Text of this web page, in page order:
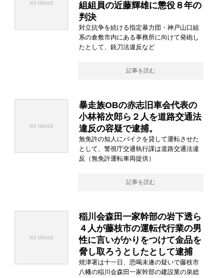
組組員の近藤輝雄に懲役８年の
判決
対立抗争を続ける指定暴力団・神戸山口組
系の倉敷市内にある事務所に向けて発砲し
たとして、銃刀法違反など
記事を読む
暴走族OBの赤志旧車会代表の
小林裕次郎ら２人を道路交通法
違反の容疑で逮捕。
無免許の知人にバイクを貸して運転させた
として、警視庁交通執行課は道路交通法違
反（無免許運転車両提供）
記事を読む
稲川会森田一家幹部の岩下透ら
４人が藤枝市の運転代行業の男
性に言いがかりをつけて金品を
脅し取ろうとしたとして逮捕
焼津署は十一日、恐喝未遂の疑いで藤枝市
八幡の稲川会森田一家幹部の建設業の泉総